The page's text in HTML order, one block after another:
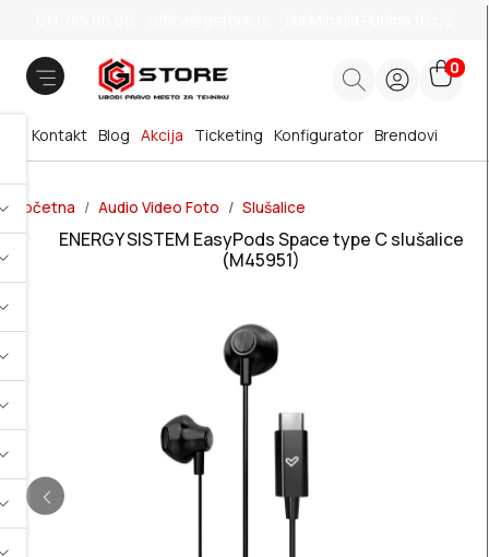
0
Brendovi
Blog Akcija
Kontakt Ticketing Konfigurator
Početna Audio Video Foto Slušalice
ENERGY SISTEM EasyPods Space type C slušalice
(M45951)